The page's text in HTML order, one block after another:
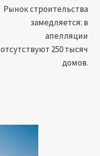
Рынок строительства
замедляется: в
апелляции
отсутствуют 250 тысяч
домов.